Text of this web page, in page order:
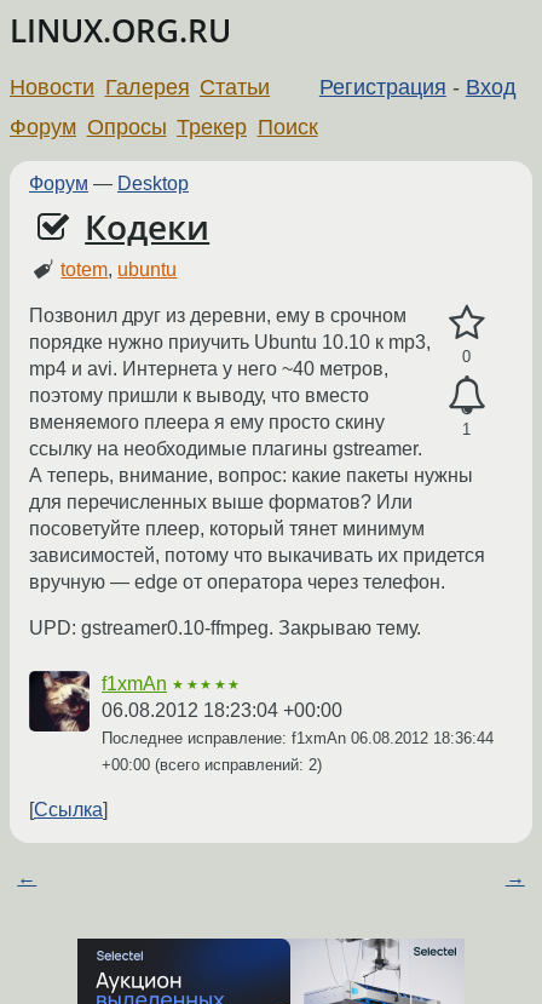
LINUX.ORG.RU
Регистрация - Вход
Новости Галерея Статьи
Форум Опросы Трекер Поиск
Форум — Desktop
Кодеки
totem, ubuntu
0
1
Позвонил друг из деревни, ему в срочном
порядке нужно приучить Ubuntu 10.10 к mp3,
mp4 и avi. Интернета у него ~40 метров,
поэтому пришли к выводу, что вместо
вменяемого плеера я ему просто скину
ссылку на необходимые плагины gstreamer.
А теперь, внимание, вопрос: какие пакеты нужны
для перечисленных выше форматов? Или
посоветуйте плеер, который тянет минимум
зависимостей, потому что выкачивать их придется
вручную — edge от оператора через телефон.
UPD: gstreamer0.10-ffmpeg. Закрываю тему.
f1xmAn ★★★★★
06.08.2012 18:23:04 +00:00
Последнее исправление: f1xmAn 06.08.2012 18:36:44
+00:00 (всего исправлений: 2)
Ссылка
← →